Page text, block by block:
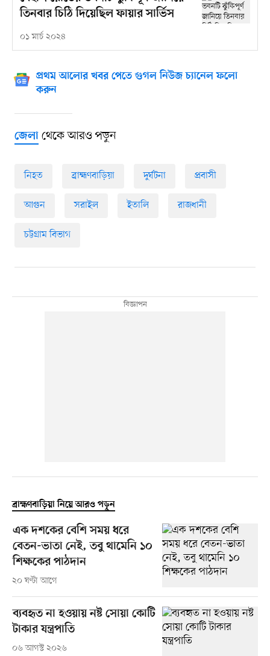
তিনবার চিঠি দিয়েছিল ফায়ার সার্ভিস
০১ মার্চ ২০২৪
প্রথম আলোর খবর পেতে গুগল নিউজ চ্যানেল ফলো
করুন
জেলাথেকে আরও পড়ুন
নিহত ব্রাহ্মণবাড়িয়া দুর্ঘটনা প্রবাসী
আগুন সরাইল ইতালি রাজধানী
চট্টগ্রাম বিভাগ
ব্রাহ্মণবাড়িয়া নিয়ে আরও পড়ুন
এক দশকের বেশি সময় ধরে
বেতন-ভাতা নেই, তবু থামেনি ১০
শিক্ষকের পাঠদান
২০ ঘণ্টা আগে
ব্যবহৃত না হওয়ায় নষ্ট সোয়া কোটি
টাকার যন্ত্রপাতি
০৬ আগস্ট ২০২৬